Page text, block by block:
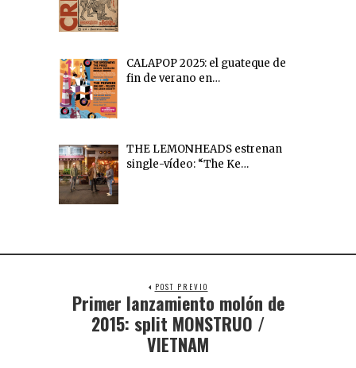
CALAPOP 2025: el guateque de
fin de verano en…
THE LEMONHEADS estrenan
single-vídeo: “The Ke…
POST PREVIO
Primer lanzamiento molón de
2015: split MONSTRUO /
VIETNAM